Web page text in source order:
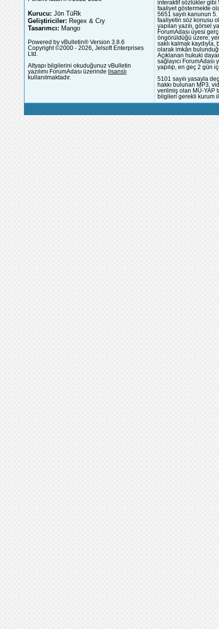
Kurucu: Jön TüRk
Geliştiriciler: Regex & Cry
Tasarımcı: Mango
Powered by vBulletin® Version 3.8.6
Copyright ©2000 - 2026, Jelsoft Enterprises
Ltd.
Altyapı bilgilerini okuduğunuz vBulletin
yazılımı ForumAdası üzerinde lisanslı
kullanılmaktadır.
interaktif sözlükler gibi
faaliyet göstermekte
5651 sayılı kanunun
faaliyetin söz konusu
yapılan yazılı, görsel
ForumAdası üyesi
öngörüldüğü üzere;
saklı kalmak
olarak imkân
Açıklanan hukuki
sağlayıcı
yapılıp, en geç 2 gün
5101 sayılı yasayla
hakkı bulunan MP3,
verilmiş olan MÜ-YAP
bilgileri gerekli kurum